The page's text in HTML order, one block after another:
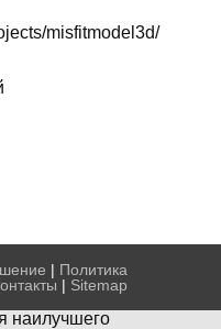
misfitmodel3d/
| Политика
| Sitemap
наилучшего